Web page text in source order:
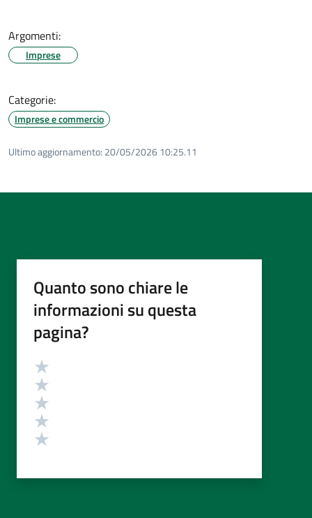
Argomenti:
Imprese
Categorie:
Imprese e commercio
Ultimo aggiornamento: 20/05/2026 10:25.11
Quanto sono chiare le
informazioni su questa
pagina?
Valutazione